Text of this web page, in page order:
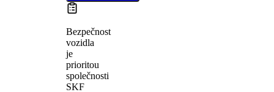
Bezpečnost
vozidla
je
prioritou
společnosti
SKF